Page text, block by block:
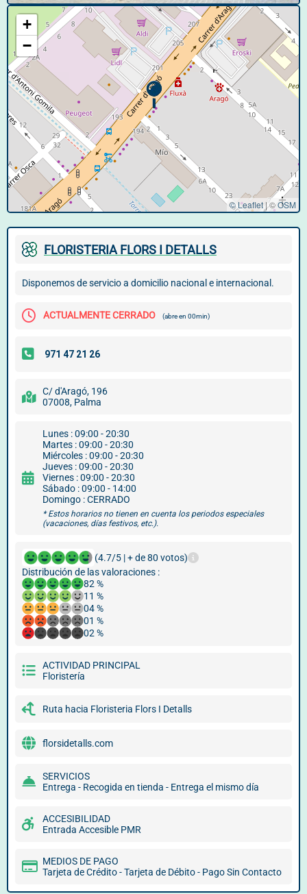
+
−
© Leaflet |©OSM
FLORISTERIA FLORS I DETALLS
Disponemos de servicio a domicilio nacional e internacional.
ACTUALMENTE CERRADO (abre en 00min)
C/ d'Aragó, 196
07008, Palma
Lunes : 09:00 - 20:30
Martes : 09:00 - 20:30
Miércoles : 09:00 - 20:30
Jueves : 09:00 - 20:30
Viernes : 09:00 - 20:30
Sábado : 09:00 - 14:00
Domingo : CERRADO
* Estos horarios no tienen en cuenta los periodos especiales
(vacaciones, días festivos, etc.).
(4.7/5 | + de 80 votos)
Distribución de las valoraciones :
82 %
11 %
04 %
01 %
02 %
ACTIVIDAD PRINCIPAL
Floristería
Ruta hacia Floristeria Flors I Detalls
florsidetalls.com
SERVICIOS
Entrega - Recogida en tienda - Entrega el mismo día
ACCESIBILIDAD
Entrada Accesible PMR
MEDIOS DE PAGO
Tarjeta de Crédito - Tarjeta de Débito - Pago Sin Contacto